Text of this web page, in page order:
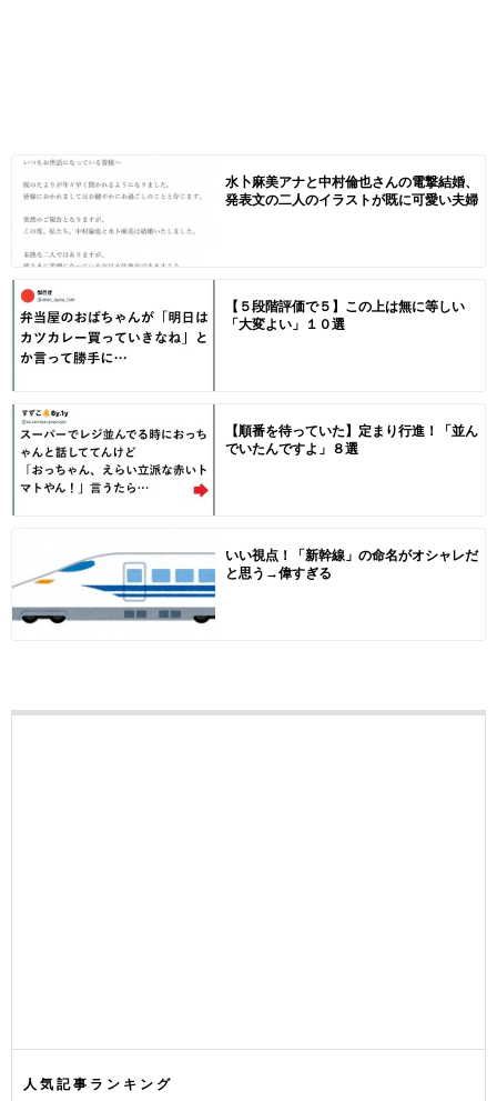
水卜麻美アナと中村倫也さんの電撃結婚、
発表文の二人のイラストが既に可愛い夫婦
【５段階評価で５】この上は無に等しい
「大変よい」１０選
【順番を待っていた】定まり行進！「並ん
でいたんですよ」８選
いい視点！「新幹線」の命名がオシャレだ
と思う→偉すぎる
人気記事ランキング